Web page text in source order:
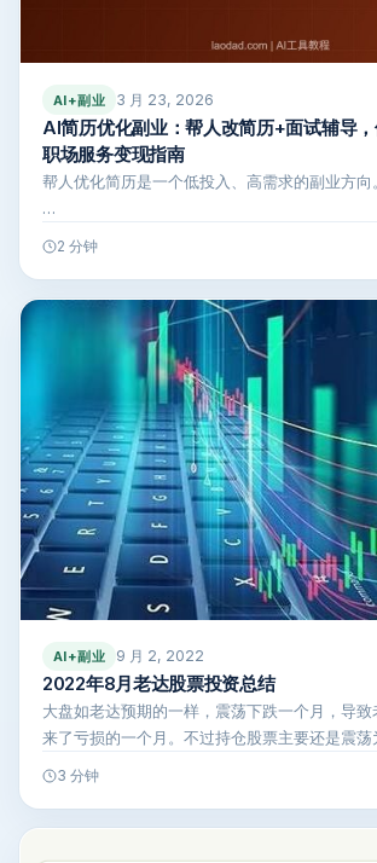
AI+副业 3 月 23, 2026
AI简历优化副业：帮人改简历+面试辅导
职场服务变现指南
帮人优化简历是一个低投入、高需求的副业方
…
2 分钟
AI+副业 9 月 2, 2022
2022年8月老达股票投资总结
大盘如老达预期的一样，震荡下跌一个月，导
来了亏损的一个月。不过持仓股票主要还是震荡
3 分钟